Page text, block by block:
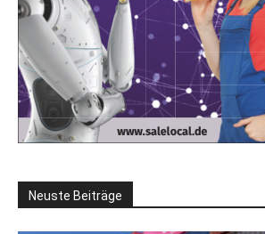
Neuste Beiträge